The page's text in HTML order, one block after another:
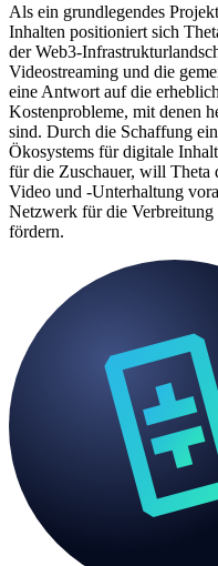
Als ein grundlegendes
Inhalten positioniert sich
der Web3-
Videostreaming und die
eine Antwort auf die
Kostenprobleme, mit denen
sind. Durch die Schaffung
Ökosystems für digitale
für die Zuschauer, will Theta
Video und -Unterhaltung
Netzwerk für die
fördern.